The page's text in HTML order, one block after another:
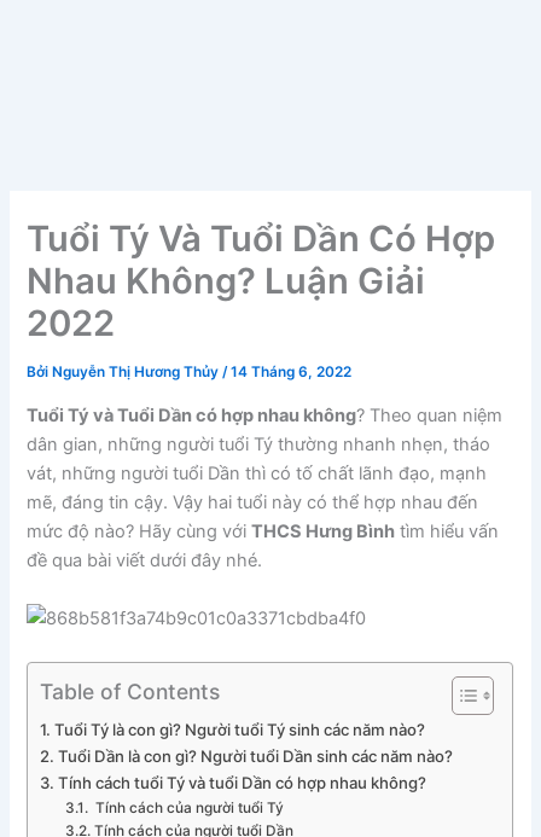
Tuổi Tý Và Tuổi Dần Có Hợp
Nhau Không? Luận Giải
2022
Bởi Nguyễn Thị Hương Thủy/14 Tháng 6, 2022
Tuổi Tý và Tuổi Dần có hợp nhau không? Theo quan niệm
dân gian, những người tuổi Tý thường nhanh nhẹn, tháo
vát, những người tuổi Dần thì có tố chất lãnh đạo, mạnh
mẽ, đáng tin cậy. Vậy hai tuổi này có thể hợp nhau đến
mức độ nào? Hãy cùng vớiTHCS Hưng Bình tìm hiểu vấn
đề qua bài viết dưới đây nhé.
Table of Contents
Tuổi Tý là con gì? Người tuổi Tý sinh các năm nào?
Tuổi Dần là con gì? Người tuổi Dần sinh các năm nào?
Tính cách tuổi Tý và tuổi Dần có hợp nhau không?
Tính cách của người tuổi Tý
Tính cách của người tuổi Dần